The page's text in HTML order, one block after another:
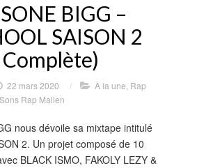
BIGG –
SAISON 2
22 mars 2020 / À la une Rap
Sons Rap Malien
nous dévoile sa mixtape intitulé
2. Un projet composé de 10
BLACK ISMO, FAKOLY LEZY &